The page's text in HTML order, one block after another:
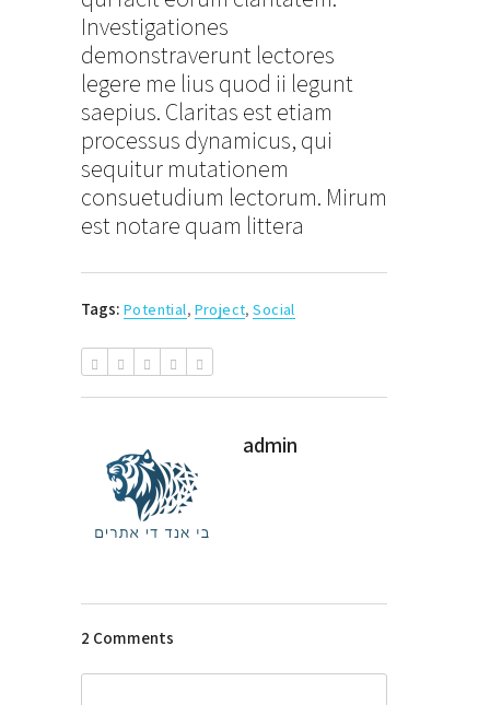
Investigationes
demonstraverunt lectores
legere me lius quod ii legunt
saepius. Claritas est etiam
processus dynamicus, qui
sequitur mutationem
consuetudium lectorum. Mirum
est notare quam littera
Tags: Potential, Project, Social
admin
2 Comments